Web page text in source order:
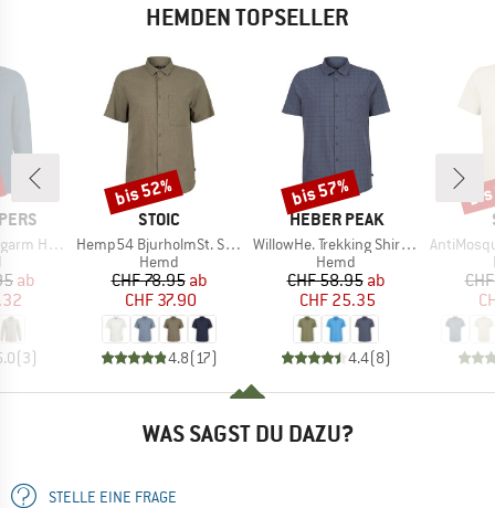
HEMDEN TOPSELLER
Hemd V
Preis
ab
(3)
MARKE
STOIC
Artikel
Hemp54 BjurholmSt. S/S Shirt
Produktgruppe
Hemd
Preis
CHF 78.95reduzierter Preis
ab
CHF 37.90
4.8(17)
Rabatt
bis 52%
MARKE
HEBER PEAK
Artikel
WillowHe. Trekking Shirt S/S
Produktgruppe
Hemd
Preis
CHF 58.95reduzierter Preis
ab
CHF 25.35
4.4(8)
Rabatt
bis 57%
Artikel
AntiMosquito
WAS SAGST DU DAZU?
STELLE EINE FRAGE